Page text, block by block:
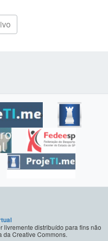
livremente distribuído para fins não
da Creative Commons.